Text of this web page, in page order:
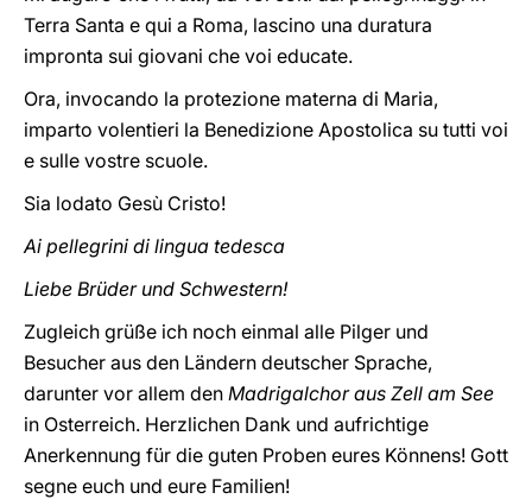
Terra Santa e qui a Roma, lascino una duratura
impronta sui giovani che voi educate.
Ora, invocando la protezione materna di Maria,
imparto volentieri la Benedizione Apostolica su tutti voi
e sulle vostre scuole.
Sia lodato Gesù Cristo!
Ai pellegrini di lingua tedesca
Liebe Brüder und Schwestern!
Zugleich grüße ich noch einmal alle Pilger und
Besucher aus den Ländern deutscher Sprache,
darunter vor allem den Madrigalchor aus Zell am See
in Osterreich. Herzlichen Dank und aufrichtige
Anerkennung für die guten Proben eures Könnens! Gott
segne euch und eure Familien!